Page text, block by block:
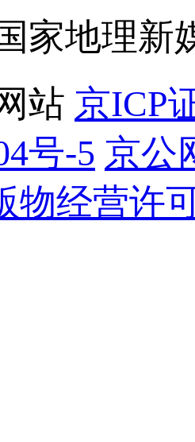
家地理新
站 京ICP
号-5 京公
物经营许